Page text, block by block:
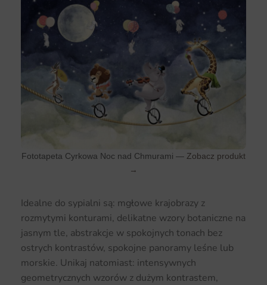
Fototapeta Cyrkowa Noc nad Chmurami — Zobacz produkt
→
Idealne do sypialni są: mgłowe krajobrazy z
rozmytymi konturami, delikatne wzory botaniczne na
jasnym tle, abstrakcje w spokojnych tonach bez
ostrych kontrastów, spokojne panoramy leśne lub
morskie. Unikaj natomiast: intensywnych
geometrycznych wzorów z dużym kontrastem,